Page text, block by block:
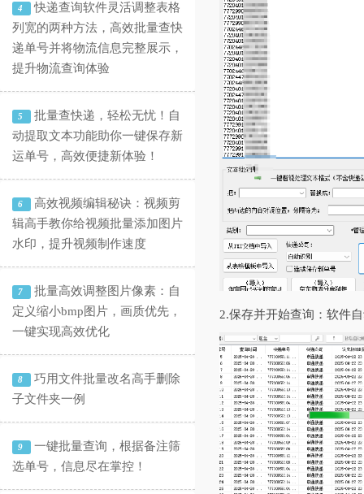
4
快递查询软件灵活调整表格
列宽的两种方法，高效批量查快
递单号并将物流信息完整展示，
提升物流查询体验
5
批量查快递，轻松无忧！自
动提取文本功能助你一键保存新
运单号，高效便捷新体验！
6
高效视频编辑秘诀：视频剪
辑高手教你给视频批量添加图片
水印，提升视频制作速度
7
批量高效调整图片像素：自
定义缩小bmp图片，画质优先，
一键实现高效优化
8
巧用文件批量改名高手删除
子文件夹一例
9
一键批量查询，根据备注筛
选单号，信息尽在掌控！
2.保存并开始查询：软件